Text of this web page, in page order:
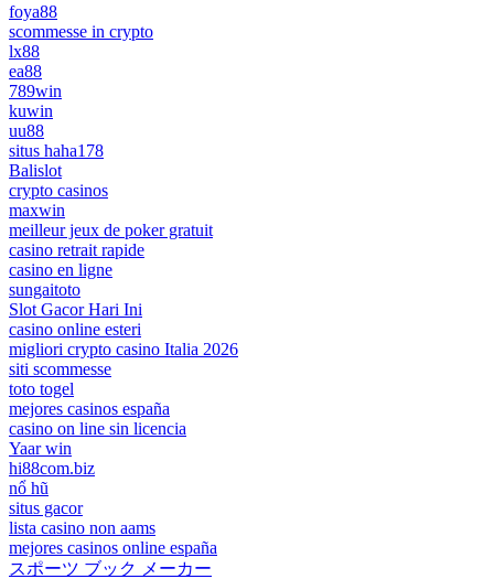
foya88
scommesse in crypto
lx88
ea88
789win
kuwin
uu88
situs haha178
Balislot
crypto casinos
maxwin
meilleur jeux de poker gratuit
casino retrait rapide
casino en ligne
sungaitoto
Slot Gacor Hari Ini
casino online esteri
migliori crypto casino Italia 2026
siti scommesse
toto togel
mejores casinos españa
casino on line sin licencia
Yaar win
hi88com.biz
nổ hũ
situs gacor
lista casino non aams
mejores casinos online españa
スポーツ ブック メーカー